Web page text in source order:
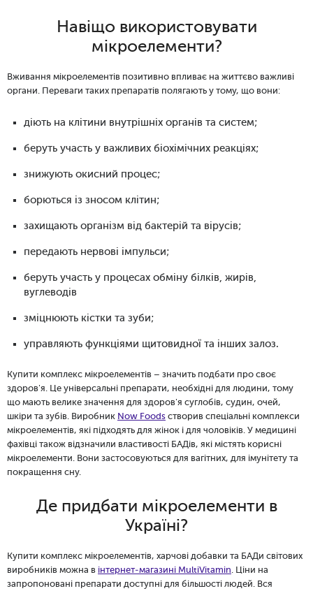
Навіщо використовувати
мікроелементи?
Вживання мікроелементів позитивно впливає на життєво важливі
органи. Переваги таких препаратів полягають у тому, що вони:
діють на клітини внутрішніх органів та систем;
беруть участь у важливих біохімічних реакціях;
знижують окисний процес;
борються із зносом клітин;
захищають організм від бактерій та вірусів;
передають нервові імпульси;
беруть участь у процесах обміну білків, жирів,
вуглеводів
зміцнюють кістки та зуби;
управляють функціями щитовидної та інших залоз.
Купити комплекс мікроелементів – значить подбати про своє
здоров'я. Це універсальні препарати, необхідні для людини, тому
що мають велике значення для здоров'я суглобів, судин, очей,
шкіри та зубів. Виробник Now Foods створив спеціальні комплекси
мікроелементів, які підходять для жінок і для чоловіків. У медицині
фахівці також відзначили властивості БАДів, які містять корисні
мікроелементи. Вони застосовуються для вагітних, для імунітету та
покращення сну.
Де придбати мікроелементи в
Україні?
Купити комплекс мікроелементів, харчові добавки та БАДи світових
виробників можна в інтернет-магазині MultiVitamin. Ціни на
запропоновані препарати доступні для більшості людей. Вся